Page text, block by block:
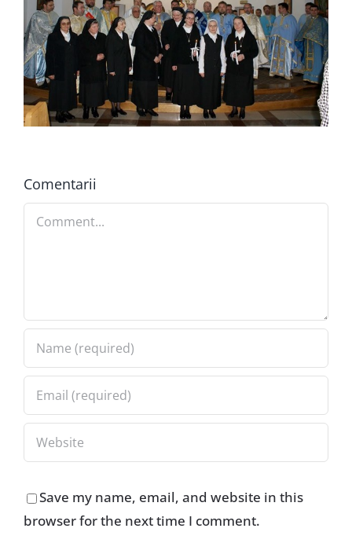
Comentarii
Comment
Save my name, email, and website in this
browser for the next time I comment.